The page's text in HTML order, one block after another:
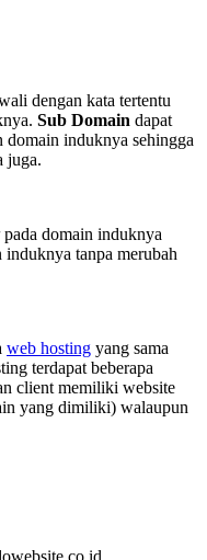
dengan kata tertentu
Sub Domain dapat
domain induknya sehingga
juga.
pada domain induknya
tanpa merubah
web hosting yang sama
terdapat beberapa
client memiliki website
yang dimiliki) walaupun